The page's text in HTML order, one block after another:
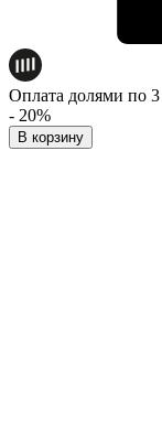
Оплата долями по 3
- 20%
В корзину